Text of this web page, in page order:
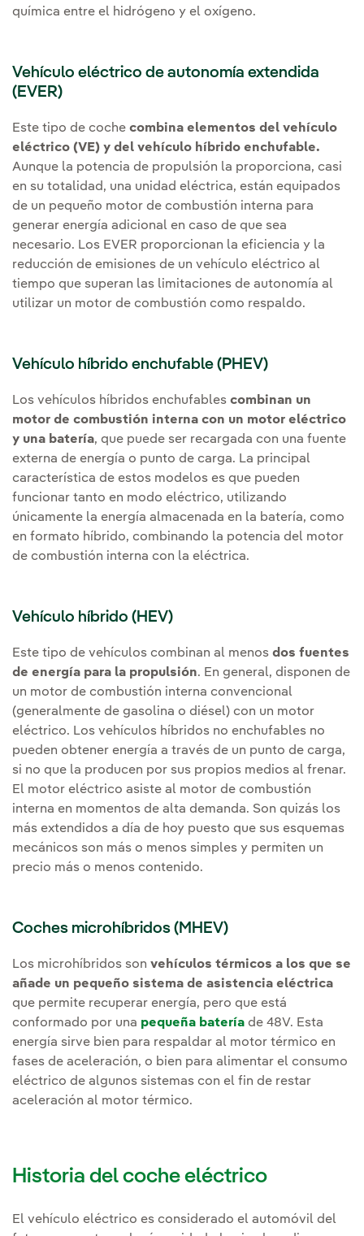
química entre el hidrógeno y el oxígeno.
Vehículo eléctrico de autonomía extendida
(EVER)
Este tipo de coche combina elementos del vehículo
eléctrico (VE) y del vehículo híbrido enchufable.
Aunque la potencia de propulsión la proporciona, casi
en su totalidad, una unidad eléctrica, están equipados
de un pequeño motor de combustión interna para
generar energía adicional en caso de que sea
necesario. Los EVER proporcionan la eficiencia y la
reducción de emisiones de un vehículo eléctrico al
tiempo que superan las limitaciones de autonomía al
utilizar un motor de combustión como respaldo.
Vehículo híbrido enchufable (PHEV)
Los vehículos híbridos enchufables combinan un
motor de combustión interna con un motor eléctrico
y una batería, que puede ser recargada con una fuente
externa de energía o punto de carga. La principal
característica de estos modelos es que pueden
funcionar tanto en modo eléctrico, utilizando
únicamente la energía almacenada en la batería, como
en formato híbrido, combinando la potencia del motor
de combustión interna con la eléctrica.
Vehículo híbrido (HEV)
Este tipo de vehículos combinan al menos dos fuentes
de energía para la propulsión. En general, disponen de
un motor de combustión interna convencional
(generalmente de gasolina o diésel) con un motor
eléctrico. Los vehículos híbridos no enchufables no
pueden obtener energía a través de un punto de carga,
si no que la producen por sus propios medios al frenar.
El motor eléctrico asiste al motor de combustión
interna en momentos de alta demanda. Son quizás los
más extendidos a día de hoy puesto que sus esquemas
mecánicos son más o menos simples y permiten un
precio más o menos contenido.
Coches microhíbridos (MHEV)
Los microhíbridos son vehículos térmicos a los que se
añade un pequeño sistema de asistencia eléctrica
que permite recuperar energía, pero que está
conformado por una pequeña batería de 48V. Esta
energía sirve bien para respaldar al motor térmico en
fases de aceleración, o bien para alimentar el consumo
eléctrico de algunos sistemas con el fin de restar
aceleración al motor térmico.
Historia del coche eléctrico
El vehículo eléctrico es considerado el automóvil del